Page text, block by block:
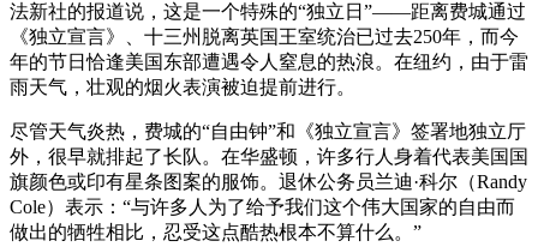
法新社的报道说，这是一个特殊的“独立日”——距离费城通过
《独立宣言》、十三州脱离英国王室统治已过去250年，而今
年的节日恰逢美国东部遭遇令人窒息的热浪。在纽约，由于雷
雨天气，壮观的烟火表演被迫提前进行。
尽管天气炎热，费城的“自由钟”和《独立宣言》签署地独立厅
外，很早就排起了长队。在华盛顿，许多行人身着代表美国国
旗颜色或印有星条图案的服饰。退休公务员兰迪·科尔（Randy
Cole）表示：“与许多人为了给予我们这个伟大国家的自由而
做出的牺牲相比，忍受这点酷热根本不算什么。”